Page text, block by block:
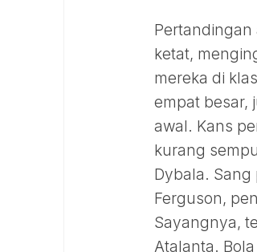
Pertandingan
ketat,
mereka di
empat besar,
awal. Kans
kurang
Dybala.
Ferguson,
Sayangnya,
Atalanta.